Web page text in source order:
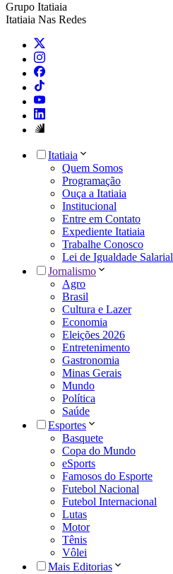
Grupo Itatiaia
Itatiaia Nas Redes
Itatiaia
Quem Somos
Programação
Ouça a Itatiaia
Institucional
Entre em Contato
Expediente Itatiaia
Trabalhe Conosco
Lei de Igualdade Salarial
Jornalismo
Agro
Brasil
Cultura e Lazer
Economia
Eleições 2026
Entretenimento
Gastronomia
Minas Gerais
Mundo
Política
Saúde
Esportes
Basquete
Copa do Mundo
eSports
Famosos do Esporte
Futebol Nacional
Futebol Internacional
Lutas
Motor
Tênis
Vôlei
Mais Editorias